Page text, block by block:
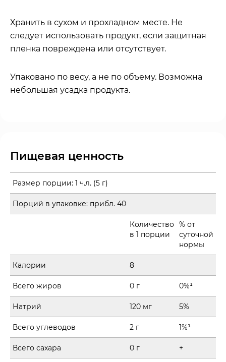
Хранить в сухом и прохладном месте. Не
следует использовать продукт, если защитная
пленка повреждена или отсутствует.
Упаковано по весу, а не по объему. Возможна
небольшая усадка продукта.
Пищевая ценность
Размер порции: 1 ч.л. (5 г)
Порций в упаковке: прибл. 40
Количество
в 1 порции
% от
суточной
нормы
Калории 8
Всего жиров 0 г 0%¹
Натрий 120 мг 5%
Всего углеводов 2 г 1%¹
Всего сахара 0 г +